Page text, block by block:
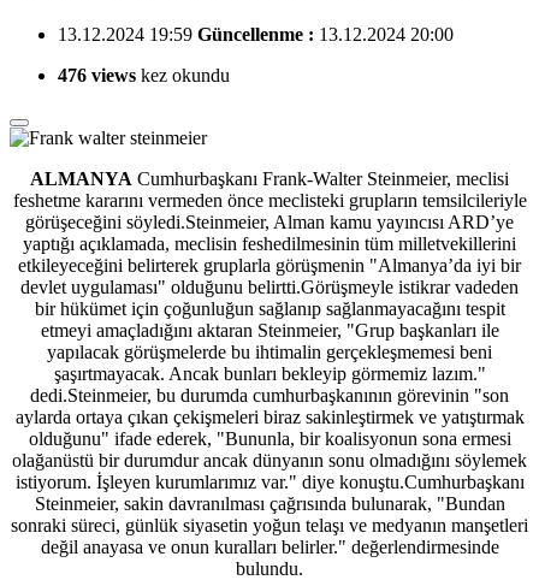
13.12.2024 19:59 Güncellenme : 13.12.2024 20:00
476 views kez okundu
ALMANYA Cumhurbaşkanı Frank-Walter Steinmeier, meclisi
feshetme kararını vermeden önce meclisteki grupların temsilcileriyle
görüşeceğini söyledi.Steinmeier, Alman kamu yayıncısı ARD’ye
yaptığı açıklamada, meclisin feshedilmesinin tüm milletvekillerini
etkileyeceğini belirterek gruplarla görüşmenin "Almanya’da iyi bir
devlet uygulaması" olduğunu belirtti.Görüşmeyle istikrar vadeden
bir hükümet için çoğunluğun sağlanıp sağlanmayacağını tespit
etmeyi amaçladığını aktaran Steinmeier, "Grup başkanları ile
yapılacak görüşmelerde bu ihtimalin gerçekleşmemesi beni
şaşırtmayacak. Ancak bunları bekleyip görmemiz lazım."
dedi.Steinmeier, bu durumda cumhurbaşkanının görevinin "son
aylarda ortaya çıkan çekişmeleri biraz sakinleştirmek ve yatıştırmak
olduğunu" ifade ederek, "Bununla, bir koalisyonun sona ermesi
olağanüstü bir durumdur ancak dünyanın sonu olmadığını söylemek
istiyorum. İşleyen kurumlarımız var." diye konuştu.Cumhurbaşkanı
Steinmeier, sakin davranılması çağrısında bulunarak, "Bundan
sonraki süreci, günlük siyasetin yoğun telaşı ve medyanın manşetleri
değil anayasa ve onun kuralları belirler." değerlendirmesinde
bulundu.